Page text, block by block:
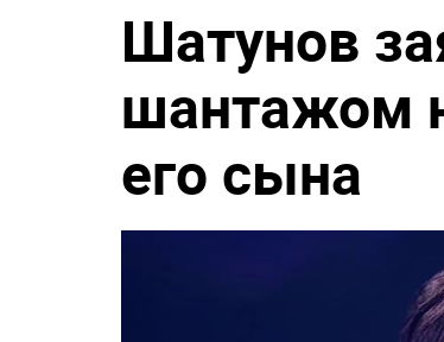
Шатунов
шантажом
его сына